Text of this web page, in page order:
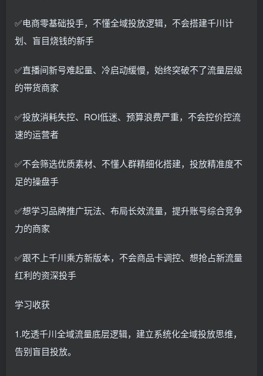
✅电商零基础投手，不懂全域投放逻辑，不会搭建千川计
划、盲目烧钱的新手
✅直播间新号难起量、冷启动缓慢，始终突破不了流量层级
的带货商家
✅投放消耗失控、ROI低迷、预算浪费严重，不会控价控流
速的运营者
✅不会筛选优质素材、不懂人群精细化搭建，投放精准度不
足的操盘手
✅想学习品牌推广玩法、布局长效流量，提升账号综合竞争
力的商家
✅跟不上千川乘方新版本，不会商品卡调控、想抢占新流量
红利的资深投手
学习收获
1.吃透千川全域流量底层逻辑，建立系统化全域投放思维，
告别盲目投放。